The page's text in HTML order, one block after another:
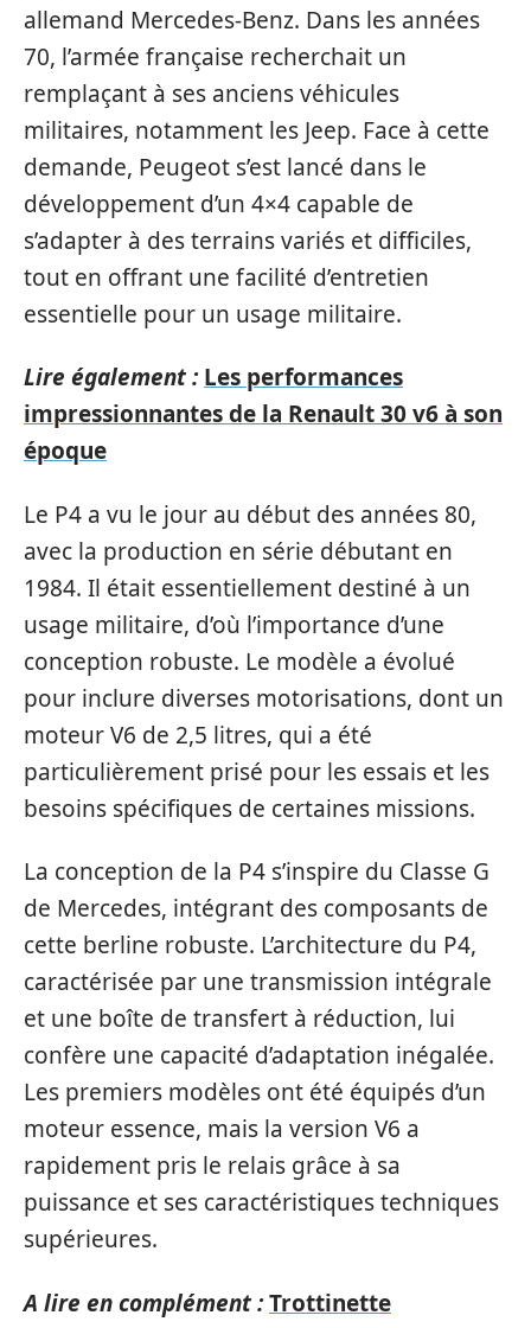
allemand Mercedes-Benz. Dans les années
70, l’armée française recherchait un
remplaçant à ses anciens véhicules
militaires, notamment les Jeep. Face à cette
demande, Peugeot s’est lancé dans le
développement d’un 4×4 capable de
s’adapter à des terrains variés et difficiles,
tout en offrant une facilité d’entretien
essentielle pour un usage militaire.
Lire également : Les performances
impressionnantes de la Renault 30 v6 à son
époque
Le P4 a vu le jour au début des années 80,
avec la production en série débutant en
1984. Il était essentiellement destiné à un
usage militaire, d’où l’importance d’une
conception robuste. Le modèle a évolué
pour inclure diverses motorisations, dont un
moteur V6 de 2,5 litres, qui a été
particulièrement prisé pour les essais et les
besoins spécifiques de certaines missions.
La conception de la P4 s’inspire du Classe G
de Mercedes, intégrant des composants de
cette berline robuste. L’architecture du P4,
caractérisée par une transmission intégrale
et une boîte de transfert à réduction, lui
confère une capacité d’adaptation inégalée.
Les premiers modèles ont été équipés d’un
moteur essence, mais la version V6 a
rapidement pris le relais grâce à sa
puissance et ses caractéristiques techniques
supérieures.
A lire en complément :Trottinette